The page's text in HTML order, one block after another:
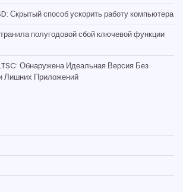
Скрытый способ ускорить работу компьютера
полугодовой сбой ключевой функции
Обнаружена Идеальная Версия Без
Лишних Приложений